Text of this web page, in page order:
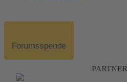
Forumsspende
PARTNER